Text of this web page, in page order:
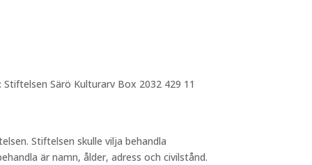
Särö Kulturarv Box 2032 429 11
Stiftelsen skulle vilja behandla
är namn, ålder, adress och civilstånd.